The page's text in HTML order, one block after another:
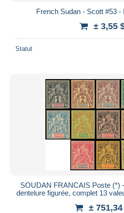
French Sudan - Scott #53
± 3,55
Statut
SOUDAN FRANCAIS Poste (*)
dentelure figurée, complet 13
±